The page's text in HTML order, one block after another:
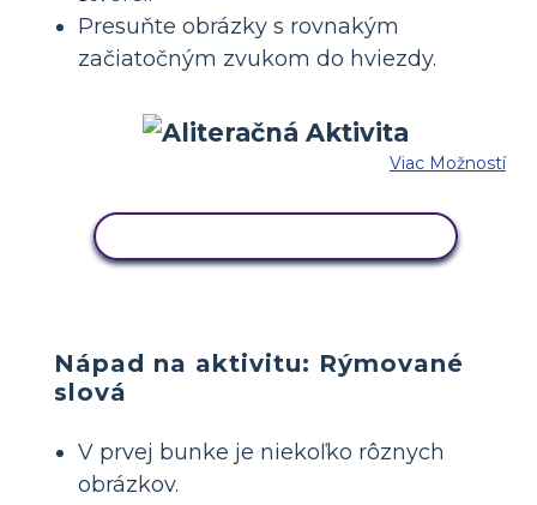
Presuňte obrázky s rovnakým
začiatočným zvukom do hviezdy.
Viac Možností
Nápad na aktivitu: Rýmované
slová
V prvej bunke je niekoľko rôznych
obrázkov.